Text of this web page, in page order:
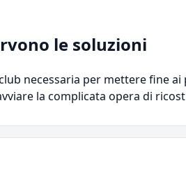
le soluzioni
necessaria per mettere fine
la complicata opera di